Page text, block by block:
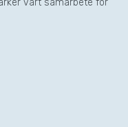
vårt samarbete för